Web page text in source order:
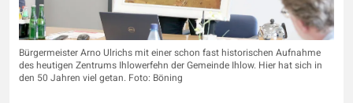
Bürgermeister Arno Ulrichs mit einer schon fast historischen Aufnahme
des heutigen Zentrums Ihlowerfehn der Gemeinde Ihlow. Hier hat sich in
den 50 Jahren viel getan. Foto: Böning